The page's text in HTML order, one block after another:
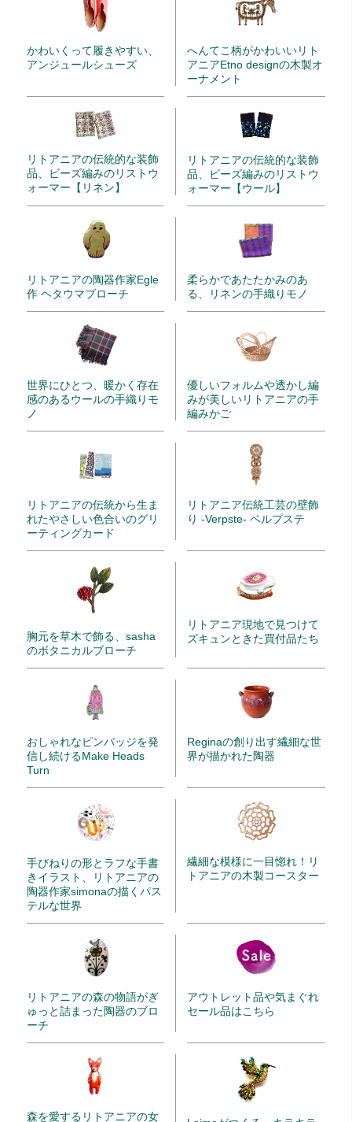
かわいくって履きやすい、
アンジュールシューズ
へんてこ柄がかわいいリト
アニアEtno designの木製オ
ーナメント
リトアニアの伝統的な装飾
品、ビーズ編みのリストウ
ォーマー【リネン】
リトアニアの伝統的な装飾
品、ビーズ編みのリストウ
ォーマー【ウール】
リトアニアの陶器作家Egle
作 ヘタウマブローチ
柔らかであたたかみのあ
る、リネンの手織りモノ
世界にひとつ、暖かく存在
感のあるウールの手織りモ
ノ
優しいフォルムや透かし編
みが美しいリトアニアの手
編みかご
リトアニアの伝統から生ま
れたやさしい色合いのグリ
ーティングカード
リトアニア伝統工芸の壁飾
り -Verpste- ベルプステ
胸元を草木で飾る、sasha
のボタニカルブローチ
リトアニア現地で見つけて
ズキュンときた買付品たち
おしゃれなピンバッジを発
信し続けるMake Heads
Turn
Reginaの創り出す繊細な世
界が描かれた陶器
手びねりの形とラフな手書
きイラスト、リトアニアの
陶器作家simonaの描くパス
テルな世界
繊細な模様に一目惚れ！リ
トアニアの木製コースター
リトアニアの森の物語がぎ
ゅっと詰まった陶器のブロ
ーチ
アウトレット品や気まぐれ
セール品はこちら
森を愛するリトアニアの女